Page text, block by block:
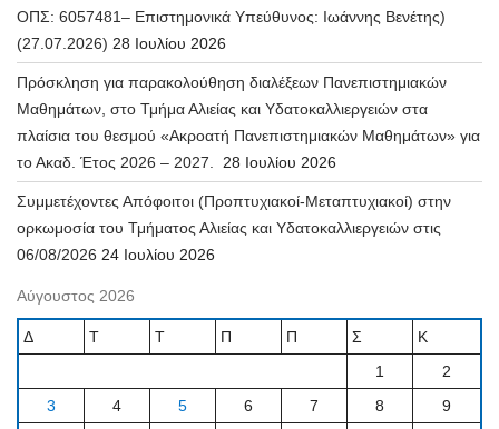
ΟΠΣ: 6057481– Επιστημονικά Υπεύθυνος: Ιωάννης Βενέτης)
(27.07.2026) 28 Ιουλίου 2026
Πρόσκληση για παρακολούθηση διαλέξεων Πανεπιστημιακών
Μαθημάτων, στο Τμήμα Αλιείας και Υδατοκαλλιεργειών στα
πλαίσια του θεσμού «Ακροατή Πανεπιστημιακών Μαθημάτων» για
το Ακαδ. Έτος 2026 – 2027.
28 Ιουλίου 2026
Συμμετέχοντες Απόφοιτοι (Προπτυχιακοί-Μεταπτυχιακοί) στην
ορκωμοσία του Τμήματος Αλιείας και Υδατοκαλλιεργειών στις
06/08/2026 24 Ιουλίου 2026
Αύγουστος 2026
Δ Τ Τ Π Π Σ
Κ
1
2
3
4 5 6 7 8
9